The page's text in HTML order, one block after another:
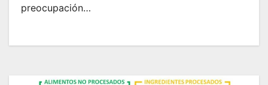
preocupación…